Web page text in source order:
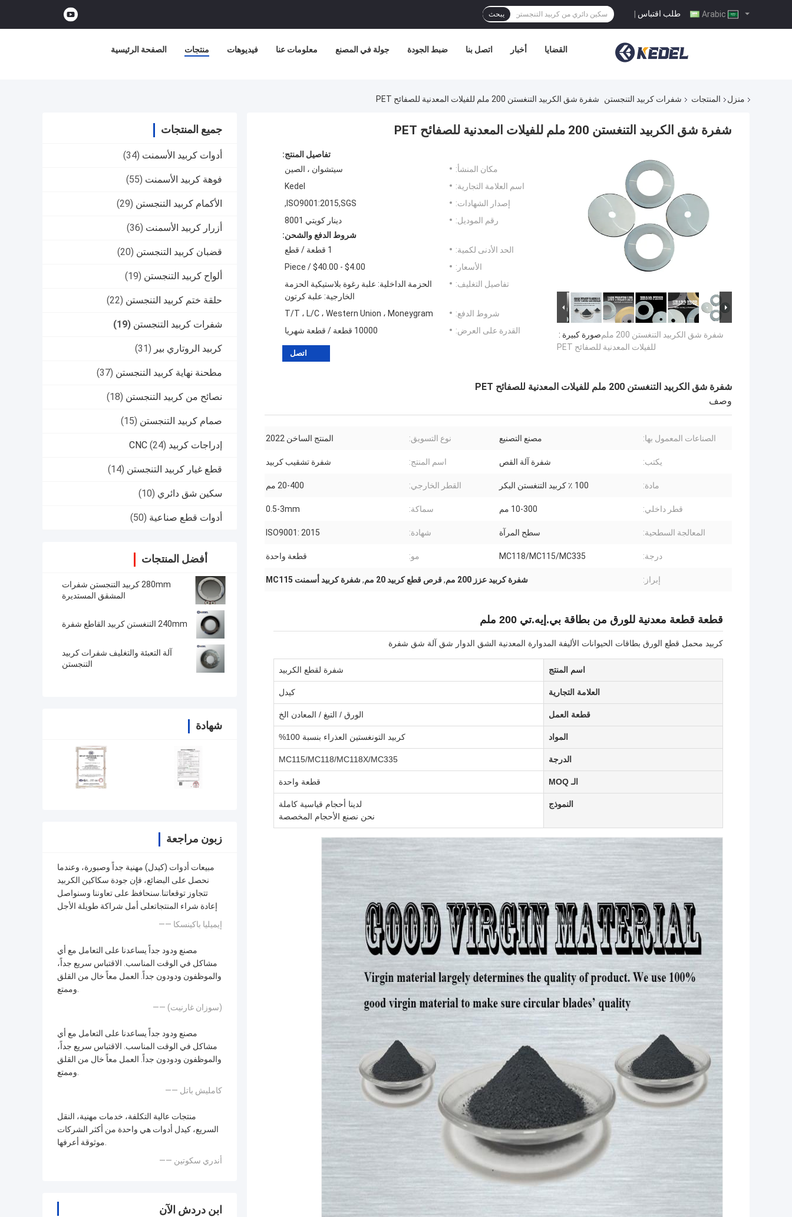
طلب اقتباس | يبحث
الصفحة الرئيسية منتجات فيديوهات معلومات عنا جولة في المصنع ضبط الجودة اتصل بنا أخبار القضايا
منزل المنتجات شفرات كربيد التنجستن شفرة شق الكربيد التنغستن 200 ملم للفيلات المعدنية للصفائح PET
جميع المنتجات
أدوات كربيد الأسمنت (34)
فوهة كربيد الأسمنت (55)
الأكمام كربيد التنجستن (29)
أزرار كربيد الأسمنت (36)
قضبان كربيد التنجستن (20)
ألواح كربيد التنجستن (19)
حلقة ختم كربيد التنجستن (22)
شفرات كربيد التنجستن (19)
كربيد الروتاري بير (31)
مطحنة نهاية كربيد التنجستن (37)
نصائح من كربيد التنجستن (18)
صمام كربيد التنجستن (15)
إدراجات كربيد CNC (24)
قطع غيار كربيد التنجستن (14)
سكين شق دائري (10)
أدوات قطع صناعية (50)
أفضل المنتجات
280mm كربيد التنجستن شفرات
المشقق المستديرة
240mm التنغستن كربيد القاطع شفرة
آلة التعبئة والتغليف شفرات كربيد
التنجستن
شهادة
زبون مراجعة
مبيعات أدوات (كيدل) مهنية جداً وصبورة، وعندما
نحصل على البضائع، فإن جودة سكاكين الكربيد
تتجاوز توقعاتنا.سنحافظ على تعاوننا وسنواصل
إعادة شراء المنتجاتعلى أمل شراكة طويلة الأجل
—— إيميليا باكينسكا
مصنع ودود جداً يساعدنا على التعامل مع أي
مشاكل في الوقت المناسب. الاقتباس سريع جداً،
والموظفون ودودون جداً. العمل معاً خال من القلق
وممتع.
—— (سوزان غارنيت)
مصنع ودود جداً يساعدنا على التعامل مع أي
مشاكل في الوقت المناسب. الاقتباس سريع جداً،
والموظفون ودودون جداً. العمل معاً خال من القلق
وممتع.
—— كامليش باتل
منتجات عالية التكلفة، خدمات مهنية، النقل
السريع، كيدل أدوات هي واحدة من أكثر الشركات
موثوقة أعرفها.
—— أندري سكوتين
ابن دردش الآن
شفرة شق الكربيد التنغستن 200 ملم للفيلات المعدنية للصفائح PET
صورة كبيرة :شفرة شق الكربيد التنغستن 200 ملم
للفيلات المعدنية للصفائح PET
تفاصيل المنتج:
مكان المنشأ:
سيتشوان ، الصين
اسم العلامة التجارية:
Kedel
إصدار الشهادات:
ISO9001:2015,SGS,
رقم الموديل:
دينار كويتي 8001
شروط الدفع والشحن:
الحد الأدنى لكمية:
1 قطعة / قطع
الأسعار:
$4.00 - $40.00 / Piece
تفاصيل التغليف:
الحزمة الداخلية: علبة رغوة بلاستيكية الحزمة
الخارجية: علبة كرتون
شروط الدفع:
T/T ، L/C ، Western Union ، Moneygram
القدرة على العرض:
10000 قطعة / قطعة شهريا
اتصل
شفرة شق الكربيد التنغستن 200 ملم للفيلات المعدنية للصفائح PET
وصف
الصناعات المعمول بها: مصنع التصنيع نوع التسويق: المنتج الساخن 2022
يكتب: شفرة آلة القص اسم المنتج: شفرة تشقيب كربيد
مادة: 100 ٪ كربيد التنغستن البكر القطر الخارجي: 20-400 مم
قطر داخلي: 10-300 مم سماكة: 0.5-3mm
المعالجة السطحية: سطح المرآة شهادة: ISO9001: 2015
درجة: MC118/MC115/MC335 مو: قطعة واحدة
إبراز: شفرة كربيد عزز 200 مم ,قرص قطع كربيد 20 مم ,شفرة كربيد أسمنت MC115
قطعة قطعة معدنية للورق من بطاقة بي.إيه.تي 200 ملم
كربيد محمل قطع الورق بطاقات الحيوانات الأليفة المدوارة المعدنية الشق الدوار شق آلة شق شفرة
اسم المنتج شفرة لقطع الكربيد
العلامة التجارية كيدل
قطعة العمل الورق / التبغ / المعادن الخ
المواد كربيد التونغستين العذراء بنسبة 100%
الدرجة MC115/MC118/MC118X/MC335
الـ MOQ قطعة واحدة
النموذج
لدينا أحجام قياسية كاملة
نحن نصنع الأحجام المخصصة